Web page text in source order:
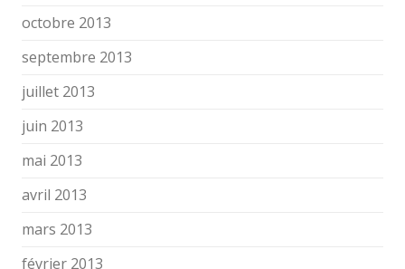
octobre 2013
septembre 2013
juillet 2013
juin 2013
mai 2013
avril 2013
mars 2013
février 2013